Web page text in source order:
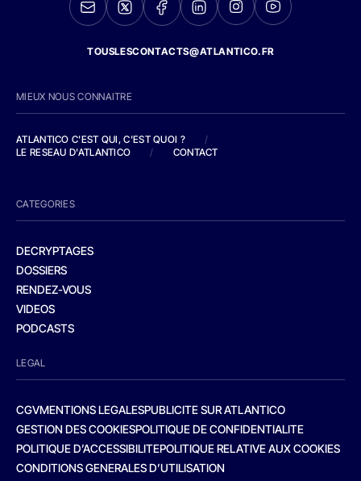
TOUSLESCONTACTS@ATLANTICO.FR
MIEUX NOUS CONNAITRE
ATLANTICO C'EST QUI, C'EST QUOI ?
/
LE RESEAU D'ATLANTICO
/ CONTACT
CATEGORIES
DECRYPTAGES
DOSSIERS
RENDEZ-VOUS
VIDEOS
PODCASTS
LEGAL
CGVMENTIONS LEGALESPUBLICITE SUR ATLANTICO
GESTION DES COOKIESPOLITIQUE DE CONFIDENTIALITE
POLITIQUE D’ACCESSIBILITEPOLITIQUE RELATIVE AUX COOKIES
CONDITIONS GENERALES D’UTILISATION